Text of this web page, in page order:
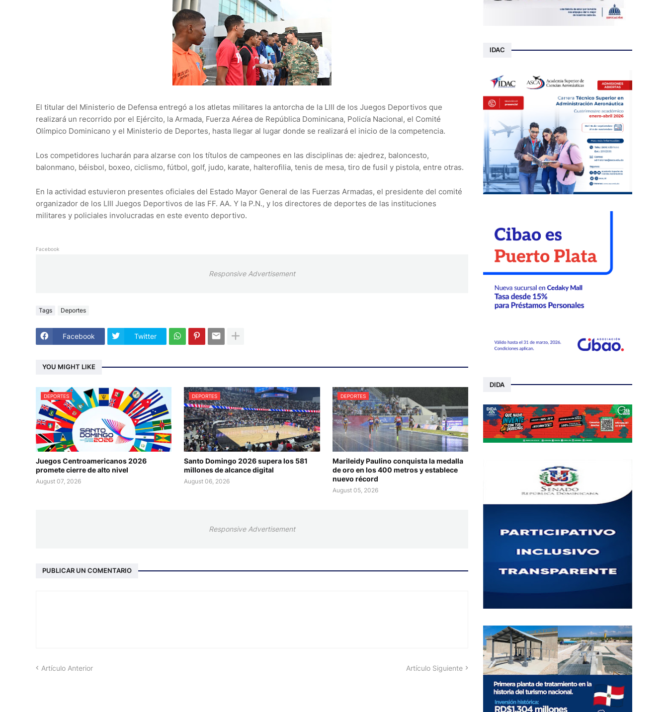
El titular del Ministerio de Defensa entregó a los atletas militares la antorcha de la LIII de los Juegos Deportivos que
realizará un recorrido por el Ejército, la Armada, Fuerza Aérea de República Dominicana, Policía Nacional, el Comité
Olímpico Dominicano y el Ministerio de Deportes, hasta llegar al lugar donde se realizará el inicio de la competencia.
Los competidores lucharán para alzarse con los títulos de campeones en las disciplinas de: ajedrez, baloncesto,
balonmano, béisbol, boxeo, ciclismo, fútbol, golf, judo, karate, halterofilia, tenis de mesa, tiro de fusil y pistola, entre otras.
En la actividad estuvieron presentes oficiales del Estado Mayor General de las Fuerzas Armadas, el presidente del comité
organizador de los LIII Juegos Deportivos de las FF. AA. Y la P.N., y los directores de deportes de las instituciones
militares y policiales involucradas en este evento deportivo.
Facebook
Responsive Advertisement
Tags Deportes
Facebook Twitter
YOU MIGHT LIKE
DEPORTES
Juegos Centroamericanos 2026
promete cierre de alto nivel
August 07, 2026
DEPORTES
Santo Domingo 2026 supera los 581
millones de alcance digital
August 06, 2026
DEPORTES
Marileidy Paulino conquista la medalla
de oro en los 400 metros y establece
nuevo récord
August 05, 2026
Responsive Advertisement
PUBLICAR UN COMENTARIO
Artículo Anterior Artículo Siguiente
IDAC
DIDA